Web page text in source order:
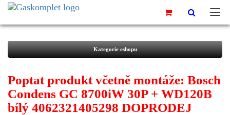
Kategorie eshopu
Poptat produkt včetně montáže: Bosch
Condens GC 8700iW 30P + WD120B
bílý 4062321405298 DOPRODEJ